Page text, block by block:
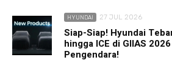
HYUNDAI 27 JUL 2026
Siap-Siap! Hyundai
hingga ICE di GIIAS
Pengendara!